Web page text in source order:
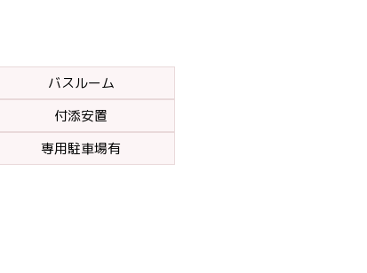
バスルーム
付添安置
専用駐車場有